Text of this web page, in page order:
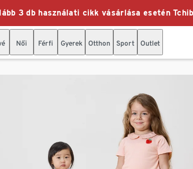
3 db használati cikk vásárlása esetén
Női Férfi Gyerek Otthon Sport Outlet